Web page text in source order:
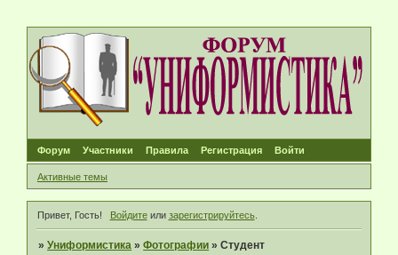
Форум Участники Правила Регистрация Войти
Активные темы
Привет, Гость! Войдитеили зарегистрируйтесь.
»Униформистика »Фотографии »Студент